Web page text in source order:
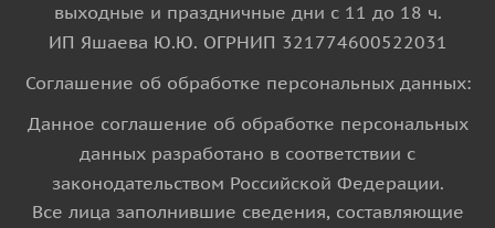
выходные и праздничные дни с 11 до 18 ч.
ИП Яшаева Ю.Ю. ОГРНИП 321774600522031
Соглашение об обработке персональных данных:
Данное соглашение об обработке персональных
данных разработано в соответствии с
законодательством Российской Федерации.
Все лица заполнившие сведения, составляющие